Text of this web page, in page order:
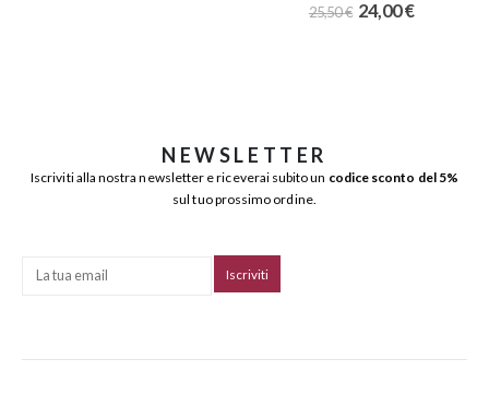
25,50€ 24,00€
NEWSLETTER
Iscriviti alla nostra newsletter e riceverai subito un codice sconto del 5%
sul tuo prossimo ordine.